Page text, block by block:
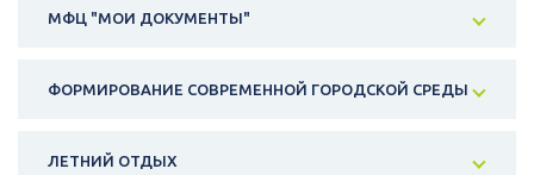
МФЦ "МОИ ДОКУМЕНТЫ"
ФОРМИРОВАНИЕ СОВРЕМЕННОЙ ГОРОДСКОЙ СРЕДЫ
ЛЕТНИЙ ОТДЫХ